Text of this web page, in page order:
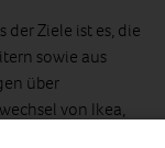
der Ziele ist es, die
sowie aus
über
von Ikea,
zu